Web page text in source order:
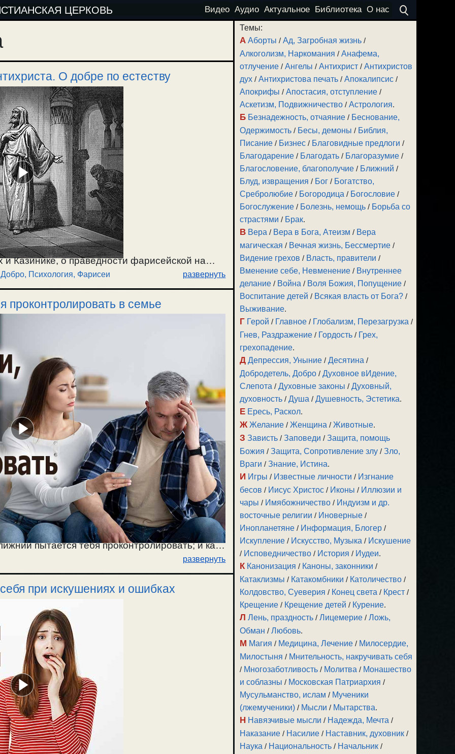
ЦЕРКОВЬ Видео Аудио Актуальное Библиотека О нас
О добре по естеству
Казинике, о праведности фарисейской на
и всех пойманных на внешней видимости
духовно-слепых и фарисейских
со грехом. О противоречиях в
, Психология, Фарисеи развернуть
проконтролировать в семье
пытается тебя проконтролировать; и как
контроль в семье нужен, а кому нет. Об
вопросам существенным. О сохранении мира в
развернуть
при искушениях и ошибках
Темы:
А Аборты /Ад, Загробная жизнь /
Алкоголизм, Наркомания /Анафема,
отлучение /Ангелы /Антихрист /Антихристов
дух /Антихристова печать /Апокалипсис /
Апокрифы /Апостасия, отступление /
Аскетизм, Подвижничество /Астрология.
Б Безнадежность, отчаяние / Беснование,
Одержимость / Бесы, демоны / Библия,
Писание / Бизнес / Благовидные предлоги /
Благодарение / Благодать / Благоразумие /
Благословение, благополучие / Ближний /
Блуд, извращения / Бог / Богатство,
Сребролюбие / Богородица / Богословие /
Богослужение / Болезнь, немощь / Борьба со
страстями / Брак.
В Вера / Вера в Бога, Атеизм / Вера
магическая / Вечная жизнь, Бессмертие /
Видение грехов / Власть, правители /
Вменение себе, Невменение / Внутреннее
делание / Война / Воля Божия, Попущение /
Воспитание детей / Всякая власть от Бога? /
Выживание.
Г Герой / Главное / Глобализм, Перезагрузка /
Гнев, Раздражение / Гордость / Грех,
грехопадение.
Д Депрессия, Уныние /Десятина /
Добродетель, Добро /Духовное вИдение,
Слепота /Духовные законы /Духовный,
духовность /Душа /Душевность, Эстетика.
Е Ересь, Раскол.
Ж Желание /Женщина /Животные.
З Зависть /Заповеди /Защита, помощь
Божия /Защита, Сопротивление злу /Зло,
Враги /Знание, Истина.
И Игры / Известные личности / Изгнание
бесов / Иисус Христос / Иконы / Иллюзии и
чары / Имябожничество / Индуизм и др.
восточные религии / Иноверные /
Инопланетяне / Информация, Блогер /
Искупление / Искусство, Музыка / Искушение
/ Исповедничество / История / Иудеи.
К Канонизация / Каноны, законники /
Катаклизмы / Катакомбники / Католичество /
Колдовство, Суеверия / Конец света / Крест /
Крещение / Крещение детей / Курение.
Л Лень, праздность /Лицемерие /Ложь,
Обман /Любовь.
М Магия / Медицина, Лечение / Милосердие,
Милостыня / Мнительность, накручивать себя
/ Многозаботливость / Молитва / Монашество
и соблазны / Московская Патриархия /
Мусульманство, ислам / Мученики
(лжемученики) / Мысли / Мытарства.
Н Навязчивые мысли / Надежда, Мечта /
Наказание / Насилие / Наставник, духовник /
Наука / Национальность / Начальник /